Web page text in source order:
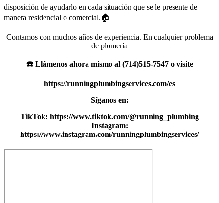
disposición de ayudarlo en cada situación que se le presente de
manera residencial o comercial.🏠
Contamos con muchos años de experiencia. En cualquier problema
de plomería
☎️ Llámenos ahora mismo al (714)515-7547 o visite
https://runningplumbingservices.com/es
Síganos en:
TikTok: https://www.tiktok.com/@running_plumbing
Instagram:
https://www.instagram.com/runningplumbingservices/